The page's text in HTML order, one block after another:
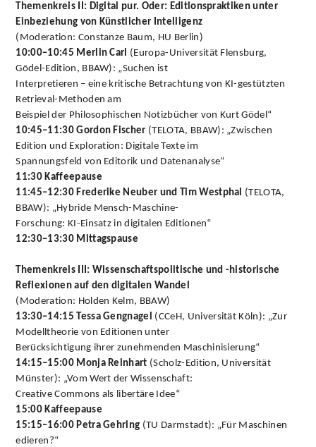
Themenkreis II: Digital pur. Oder: Editionspraktiken unter
Einbeziehung von Künstlicher Intelligenz
(Moderation: Constanze Baum, HU Berlin)
10:00–10:45 Merlin Carl (Europa-Universität Flensburg,
Gödel-Edition, BBAW): „Suchen ist
Interpretieren – eine kritische Betrachtung von KI-gestützten
Retrieval-Methoden am
Beispiel der Philosophischen Notizbücher von Kurt Gödel“
10:45–11:30 Gordon Fischer (TELOTA, BBAW): „Zwischen
Edition und Exploration: Digitale Texte im
Spannungsfeld von Editorik und Datenanalyse“
11:30 Kaffeepause
11:45–12:30 Frederike Neuber und Tim Westphal (TELOTA,
BBAW): „Hybride Mensch-Maschine-
Forschung: KI-Einsatz in digitalen Editionen“
12:30–13:30 Mittagspause
Themenkreis III: Wissenschaftspolitische und -historische
Reflexionen auf den digitalen Wandel
(Moderation: Holden Kelm, BBAW)
13:30–14:15 Tessa Gengnagel
(CCeH, Universität Köln): „Zur
Modelltheorie von Editionen unter
Berücksichtigung ihrer zunehmenden Maschinisierung“
14:15–15:00 Monja Reinhart (Scholz-Edition, Universität
Münster): „Vom Wert der Wissenschaft:
Creative Commons als libertäre Idee“
15:00 Kaffeepause
15:15–16:00 Petra Gehring (TU Darmstadt): „Für Maschinen
edieren?“